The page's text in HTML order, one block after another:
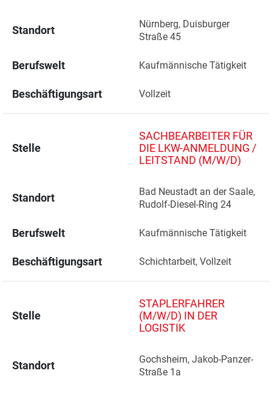
Standort
Nürnberg, Duisburger
Straße 45
Berufswelt Kaufmännische Tätigkeit
Beschäftigungsart Vollzeit
Stelle
SACHBEARBEITER FÜR
DIE LKW-ANMELDUNG /
LEITSTAND (M/W/D)
Standort
Bad Neustadt an der Saale,
Rudolf-Diesel-Ring 24
Berufswelt Kaufmännische Tätigkeit
Beschäftigungsart Schichtarbeit, Vollzeit
Stelle
STAPLERFAHRER
(M/W/D) IN DER
LOGISTIK
Standort
Gochsheim, Jakob-Panzer-
Straße 1a